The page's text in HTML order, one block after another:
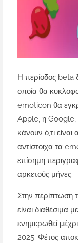
Η περίοδος beta
οποία θα
emoticon θα
Apple, η Google,
κάνουν ό,τι
αντίστοιχα τα
επίσημη
αρκετούς μήνες.
Στην περίπτωση
είναι διαθέσιμα
ενημερωθεί
2025. Φέτος